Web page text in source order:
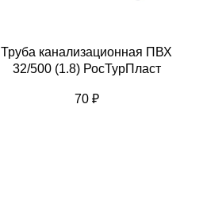
Труба канализационная ПВХ
32/500 (1.8) РосТурПласт
70 ₽